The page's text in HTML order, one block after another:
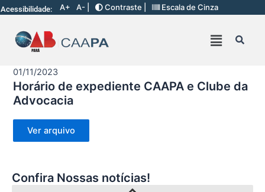
Acessibilidade: A+ A- | Contraste | Escala de Cinza
01/11/2023
Horário de expediente CAAPA e Clube da
Advocacia
Ver arquivo
Confira Nossas notícias!
10 De Julho De 2026
Viajar pagando menos é simples — e agora faz pa s...